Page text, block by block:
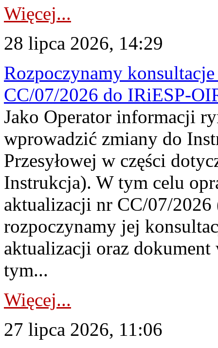
Więcej...
28 lipca 2026, 14:29
Rozpoczynamy
CC/07/2026 do IRiESP-
Jako Operator informacji
wprowadzić zmiany do
Przesyłowej w części
Instrukcja). W tym celu
aktualizacji nr CC/07/
rozpoczynamy jej
aktualizacji oraz
tym...
Więcej...
27 lipca 2026, 11:06